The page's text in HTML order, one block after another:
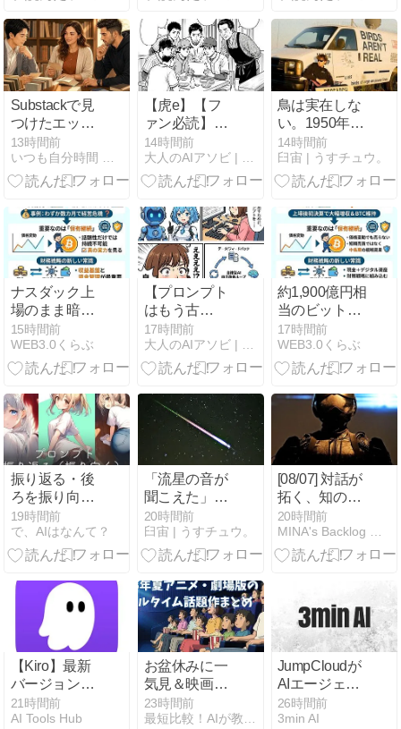
デッドヒート
とツバメの不
思議な粘り腰
と安全なイン
フラ変更のベ
ストプラクテ
ィス
Substackで見
つけたエッセ
イ｜今日のエ
ッセイ・ラッ
ク Vol.27
13時間前
【虎e】【フ
ァン必読】ラ
イバル球団で
も関係ない！
プロ野球選手
SNS誹謗中
傷・脅迫問題
に居酒屋虎e
メンバーが物
申す「熱い応
援と誹謗中傷
はまったく別
物や！」
14時間前
鳥は実在しな
い。1950年代
に本物は消さ
れて、いま空
には120億羽
ンが飛んでい
るそうです
わ。
14時間前
臼宙 | うすチュウ。
ナスダック上
場のまま暗号
資産事業へ転
換した結果は
15時間前
WEB3.0くらぶ
【プロンプト
はもう古
い？】話題の
「ループエン
ジニアリン
Human in the
Loopから
Human on the
Loopへのパラ
ダイムシフト
17時間前
約1,900億円相
当のビットコ
イン保有も維
持
17時間前
WEB3.0くらぶ
振り返る・後
ろを振り向く
ポーズのプロ
ンプト集
【NovelAI】
19時間前
で、AIはなんて？
「流星の音が
聞こえた」は
気のせいじゃ
なかった。
300年間ウソ
た目撃者たち
と、火球が鳴
らしていた本
当のもの。
20時間前
臼宙 | うすチュウ。
[08/07] 対話が
拓く、知の最
短路。
（MINA）
20時間前
【Kiro】最新
バージョンリ
リース！プラ
グイン対応と
21時間前
AI Tools Hub
お盆休みに一
気見＆映画館
で観るならコ
レ！2026年夏
23時間前
JumpCloudが
AIエージェン
トのIAM統制
手順を提示
26時間前
3min AI